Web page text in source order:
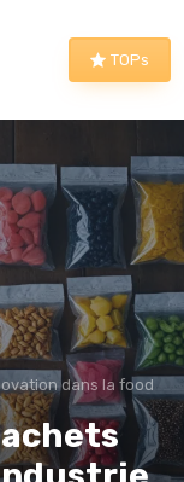
TOPs
dans la food